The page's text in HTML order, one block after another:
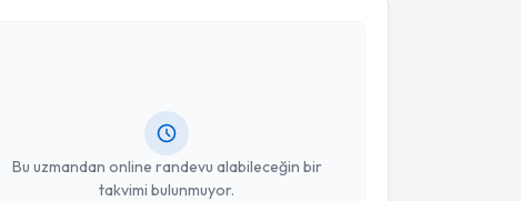
Bu uzmandan online randevu alabileceğin bir
takvimi bulunmuyor.